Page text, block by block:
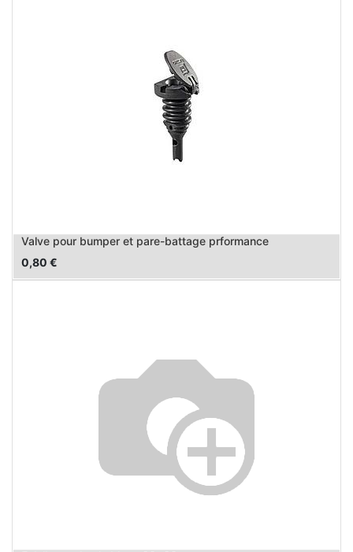
Valve pour bumper et pare-battage prformance
0,80 €